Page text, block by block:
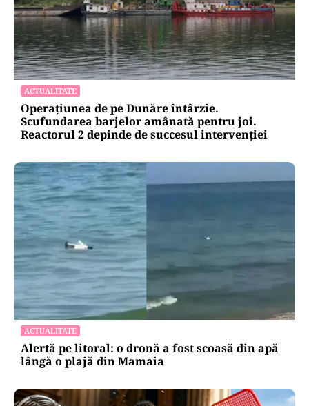
ACTUALITATE
Operațiunea de pe Dunăre întârzie.
Scufundarea barjelor amânată pentru joi.
Reactorul 2 depinde de succesul intervenției
ACTUALITATE
Alertă pe litoral: o dronă a fost scoasă din apă
lângă o plajă din Mamaia